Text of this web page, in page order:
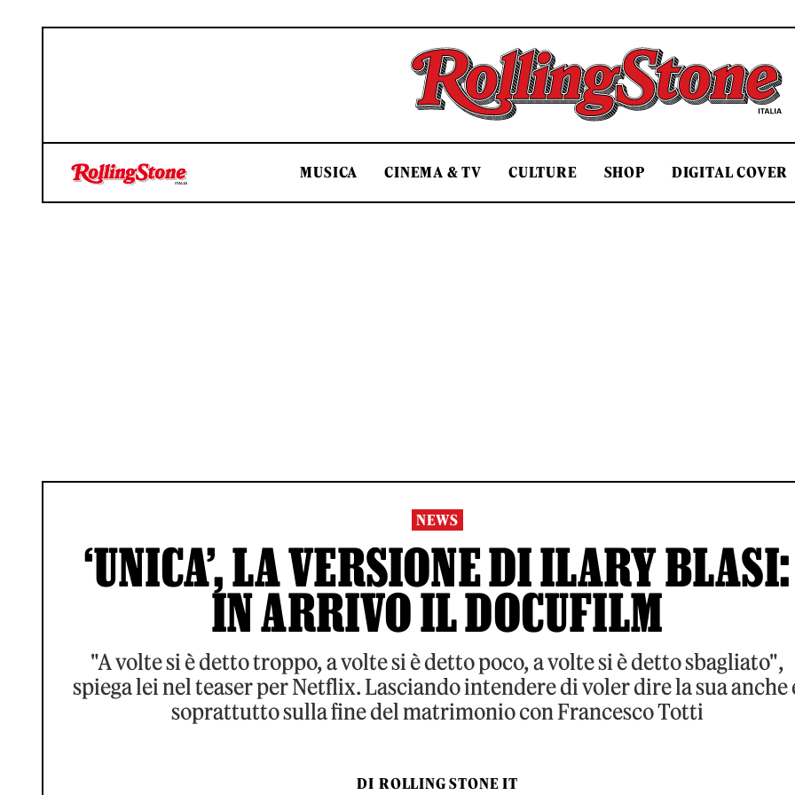
Rolling Stone Italia
MUSICA CINEMA & TV CULTURE SHOP DIGITAL COVER
NEWS
‘UNICA’, LA VERSIONE DI ILARY BLASI:
IN ARRIVO IL DOCUFILM
"A volte si è detto troppo, a volte si è detto poco, a volte si è detto sbagliato",
spiega lei nel teaser per Netflix. Lasciando intendere di voler dire la sua anche
soprattutto sulla fine del matrimonio con Francesco Totti
DI ROLLING STONE IT